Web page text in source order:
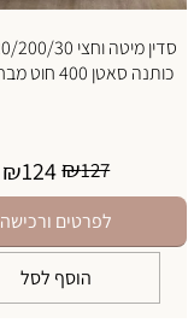
כותנה סאטן 400 חוט מבחר צבעים
₪127
₪124
לפרטים ורכישה
הוסף לסל